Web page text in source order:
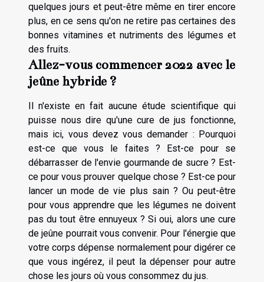
quelques jours et peut-être même en tirer encore
plus, en ce sens qu'on ne retire pas certaines des
bonnes vitamines et nutriments des légumes et
des fruits.
Allez-vous commencer 2022 avec le
jeûne hybride ?
Il n'existe en fait aucune étude scientifique qui
puisse nous dire qu'une cure de jus fonctionne,
mais ici, vous devez vous demander : Pourquoi
est-ce que vous le faites ? Est-ce pour se
débarrasser de l'envie gourmande de sucre ? Est-
ce pour vous prouver quelque chose ? Est-ce pour
lancer un mode de vie plus sain ? Ou peut-être
pour vous apprendre que les légumes ne doivent
pas du tout être ennuyeux ? Si oui, alors une cure
de jeûne pourrait vous convenir. Pour l'énergie que
votre corps dépense normalement pour digérer ce
que vous ingérez, il peut la dépenser pour autre
chose les jours où vous consommez du jus.